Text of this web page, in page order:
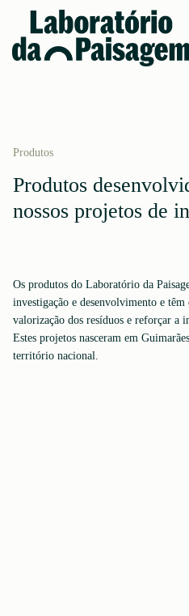
Produtos
Produtos
nossos projetos de
Os produtos do Laboratório da
investigação e desenvolvimento e
valorização dos resíduos e reforçar a
Estes projetos nasceram em
território nacional.